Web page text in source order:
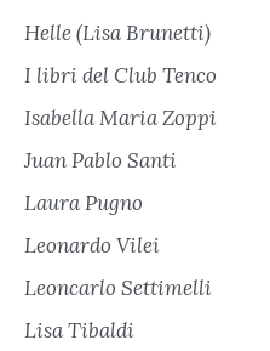
Helle (Lisa Brunetti)
I libri del Club Tenco
Isabella Maria Zoppi
Juan Pablo Santi
Laura Pugno
Leonardo Vilei
Leoncarlo Settimelli
Lisa Tibaldi